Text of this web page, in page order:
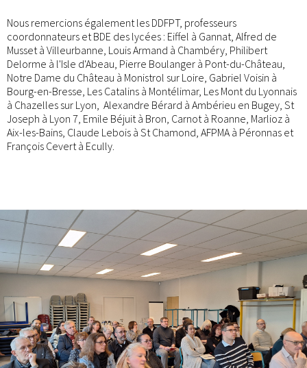
Nous remercions également les DDFPT, professeurs
coordonnateurs et BDE des lycées : Eiffel à Gannat, Alfred de
Musset à Villeurbanne, Louis Armand à Chambéry, Philibert
Delorme à l'Isle d'Abeau, Pierre Boulanger à Pont-du-Château,
Notre Dame du Château à Monistrol sur Loire, Gabriel Voisin à
Bourg-en-Bresse, Les Catalins à Montélimar, Les Mont du Lyonnais
à Chazelles sur Lyon, Alexandre Bérard à Ambérieu en Bugey, St
Joseph à Lyon 7, Emile Béjuit à Bron, Carnot à Roanne, Marlioz à
Aix-les-Bains, Claude Lebois à St Chamond, AFPMA à Péronnas et
François Cevert à Ecully.